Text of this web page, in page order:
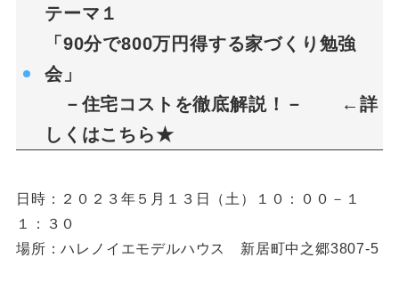
テーマ１
「90分で800万円得する家づくり勉強
会」
－住宅コストを徹底解説！－ ←詳
しくはこちら★
日時：２０２３年５月１３日（土）１０：００－１
１：３０
場所：ハレノイエモデルハウス 新居町中之郷3807-5